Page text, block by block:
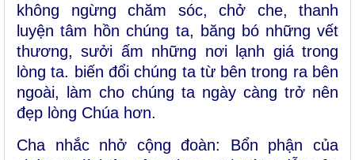
không ngừng chăm sóc, chở che, thanh
luyện tâm hồn chúng ta, băng bó những vết
thương, sưởi ấm những nơi lạnh giá trong
lòng ta. biến đổi chúng ta từ bên trong ra bên
ngoài, làm cho chúng ta ngày càng trở nên
đẹp lòng Chúa hơn.
Cha nhắc nhở cộng đoàn: Bổn phận của